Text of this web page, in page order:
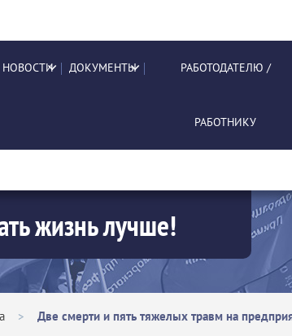
НОВОСТИ ДОКУМЕНТЫ РАБОТОДАТЕЛЮ /
РАБОТНИКУ
жизнь лучше!
> Две смерти и пять тяжелых травм на